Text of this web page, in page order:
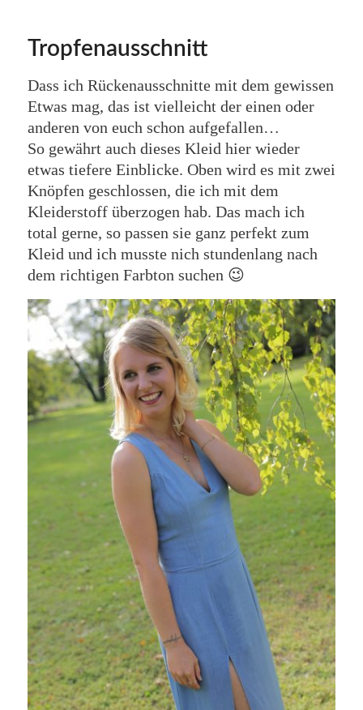
Tropfenausschnitt
Dass ich Rückenausschnitte mit dem gewissen
Etwas mag, das ist vielleicht der einen oder
anderen von euch schon aufgefallen…
So gewährt auch dieses Kleid hier wieder
etwas tiefere Einblicke. Oben wird es mit zwei
Knöpfen geschlossen, die ich mit dem
Kleiderstoff überzogen hab. Das mach ich
total gerne, so passen sie ganz perfekt zum
Kleid und ich musste nich stundenlang nach
dem richtigen Farbton suchen 😉